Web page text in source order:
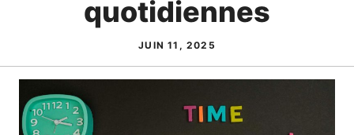
quotidiennes
JUIN 11, 2025